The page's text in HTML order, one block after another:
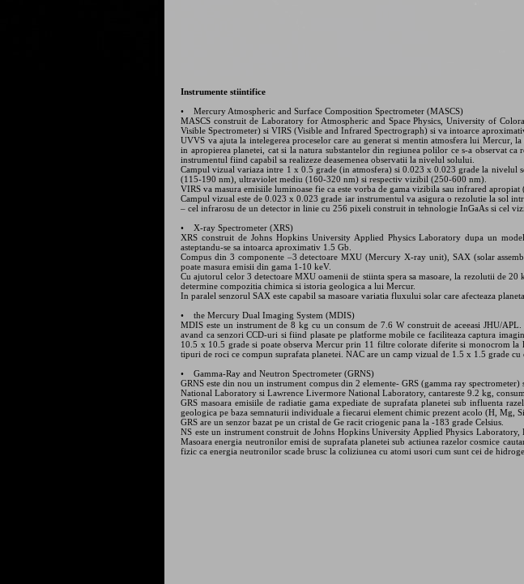
Instrumente stiintifice
• Mercury Atmospheric and Surface Composition Spectrometer (MASCS)
MASCS construit de Laboratory for Atmospheric and Space Physics, University of
Visible Spectrometer) si VIRS (Visible and Infrared Spectrograph) si va intoarce
UVVS va ajuta la intelegerea proceselor care au generat si mentin atmosfera lui Mercur,
in apropierea planetei, cat si la natura substantelor din regiunea polilor ce s-a observat
instrumentul fiind capabil sa realizeze deasemenea observatii la nivelul solului.
Campul vizual variaza intre 1 x 0.5 grade (in atmosfera) si 0.023 x 0.023 grade la
(115-190 nm), ultraviolet mediu (160-320 nm) si respectiv vizibil (250-600 nm).
VIRS va masura emisiile luminoase fie ca este vorba de gama vizibila sau infrared
Campul vizual este de 0.023 x 0.023 grade iar instrumentul va asigura o rezolutie la sol
– cel infrarosu de un detector in linie cu 256 pixeli construit in tehnologie InGaAs si cel
• X-ray Spectrometer (XRS)
XRS construit de Johns Hopkins University Applied Physics Laboratory dupa un
asteptandu-se sa intoarca aproximativ 1.5 Gb.
Compus din 3 componente –3 detectoare MXU (Mercury X-ray unit), SAX (solar
poate masura emisii din gama 1-10 keV.
Cu ajutorul celor 3 detectoare MXU oamenii de stiinta spera sa masoare, la rezolutii de
determine compozitia chimica si istoria geologica a lui Mercur.
In paralel senzorul SAX este capabil sa masoare variatia fluxului solar care afecteaza planeta.
• the Mercury Dual Imaging System (MDIS)
MDIS este un instrument de 8 kg cu un consum de 7.6 W construit de aceeasi JHU/
avand ca senzori CCD-uri si fiind plasate pe platforme mobile ce faciliteaza captura
10.5 x 10.5 grade si poate observa Mercur prin 11 filtre colorate diferite si monocrom
tipuri de roci ce compun suprafata planetei. NAC are un camp vizual de 1.5 x 1.5 grade
• Gamma-Ray and Neutron Spectrometer (GRNS)
GRNS este din nou un instrument compus din 2 elemente- GRS (gamma ray
National Laboratory si Lawrence Livermore National Laboratory, cantareste 9.2 kg,
GRS masoara emisiile de radiatie gama expediate de suprafata planetei sub influenta
geologica pe baza semnaturii individuale a fiecarui element chimic prezent acolo (H, Mg,
GRS are un senzor bazat pe un cristal de Ge racit criogenic pana la -183 grade Celsius.
NS este un instrument construit de Johns Hopkins University Applied Physics
Masoara energia neutronilor emisi de suprafata planetei sub actiunea razelor cosmice
fizic ca energia neutronilor scade brusc la coliziunea cu atomi usori cum sunt cei de